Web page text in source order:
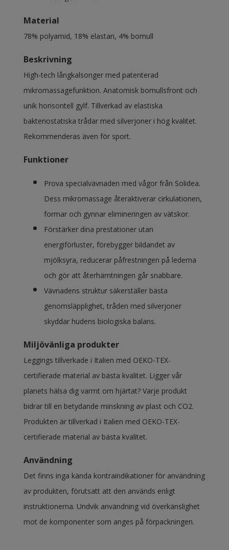
Material
78% polyamid, 18% elastan, 4% bomull
Beskrivning
High-tech långkalsonger med patenterad
mikromassagefunktion. Anatomisk bomullsfront och
unik horisontell gylf. Tillverkad av elastiska
bakteriostatiska trådar med silverjoner i hög kvalitet.
Rekommenderas även för sport.
Funktioner
Prova specialvävnaden med vågor från Solidea.
Dess mikromassage återaktiverar cirkulationen,
formar och gynnar elimineringen av vätskor.
Förstärker dina prestationer utan
energiförluster, förebygger bildandet av
mjölksyra, reducerar påfrestningen på lederna
och gör att återhämtningen går snabbare.
Vävnadens struktur säkerställer bästa
genomsläpplighet, tråden med silverjoner
skyddar hudens biologiska balans.
Miljövänliga produkter
Leggings tillverkade i Italien med OEKO-TEX-
certifierade material av bästa kvalitet. Ligger vår
planets hälsa dig varmt om hjärtat? Varje produkt
bidrar till en betydande minskning av plast och CO2.
Produkten är tillverkad i Italien med OEKO-TEX-
certifierade material av bästa kvalitet.
Användning
Det finns inga kända kontraindikationer för användning
av produkten, förutsatt att den används enligt
instruktionerna. Undvik användning vid överkänslighet
mot de komponenter som anges på förpackningen.